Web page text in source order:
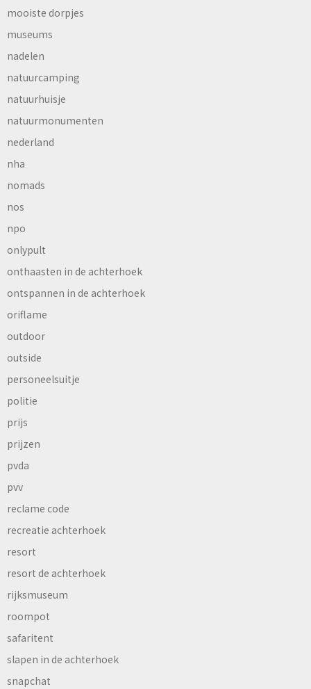
mooiste dorpjes
museums
nadelen
natuurcamping
natuurhuisje
natuurmonumenten
nederland
nha
nomads
nos
npo
onlypult
onthaasten in de achterhoek
ontspannen in de achterhoek
oriflame
outdoor
outside
personeelsuitje
politie
prijs
prijzen
pvda
pvv
reclame code
recreatie achterhoek
resort
resort de achterhoek
rijksmuseum
roompot
safaritent
slapen in de achterhoek
snapchat